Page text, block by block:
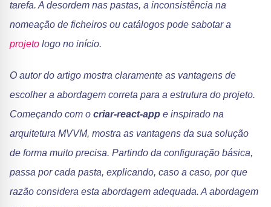
tarefa. A desordem nas pastas, a inconsistência na
nomeação de ficheiros ou catálogos pode sabotar a
projeto logo no início.
O autor do artigo mostra claramente as vantagens de
escolher a abordagem correta para a estrutura do projeto.
Começando com o criar-react-app e inspirado na
arquitetura MVVM, mostra as vantagens da sua solução
de forma muito precisa. Partindo da configuração básica,
passa por cada pasta, explicando, caso a caso, por que
razão considera esta abordagem adequada. A abordagem